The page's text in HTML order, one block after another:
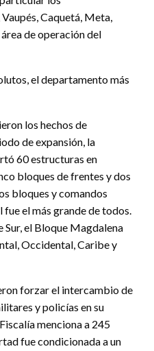
Caquetá, Meta,
de operación del
el departamento más
los hechos de
de expansión, la
60 estructuras en
bloques de frentes y dos
bloques y comandos
el más grande de todos.
el Bloque Magdalena
Occidental, Caribe y
forzar el intercambio de
y policías en su
menciona a 245
fue condicionada a un